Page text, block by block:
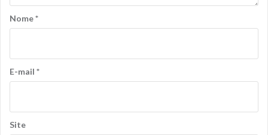
Nome*
E-mail *
Site